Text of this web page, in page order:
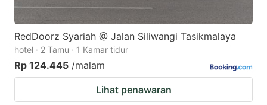
RedDoorz Syariah @ Jalan Siliwangi Tasikmalaya
hotel · 2 Tamu · 1 Kamar tidur
Rp 124.445 /malam
Lihat penawaran